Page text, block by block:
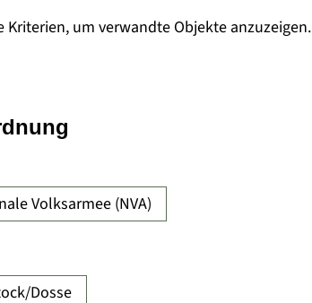
Kriterien, um verwandte Objekte anzuzeigen.
Volksarmee (NVA)
Dosse